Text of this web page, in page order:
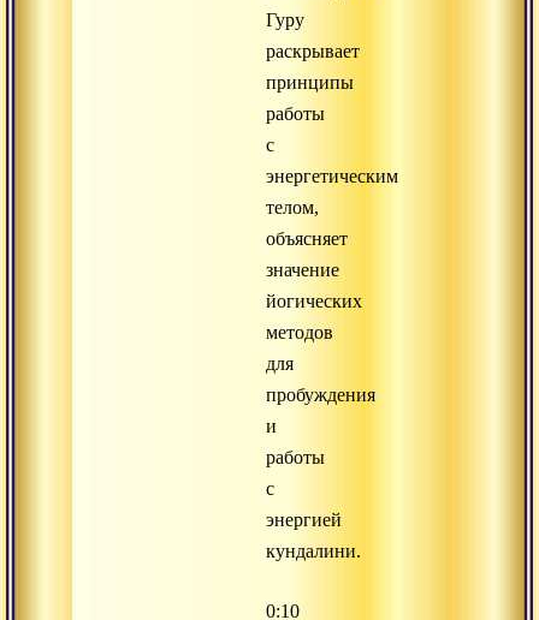
Гуру
раскрывает
принципы
работы
с
энергетическим
телом,
объясняет
значение
йогических
методов
для
пробуждения
и
работы
с
энергией
кундалини.
0:10